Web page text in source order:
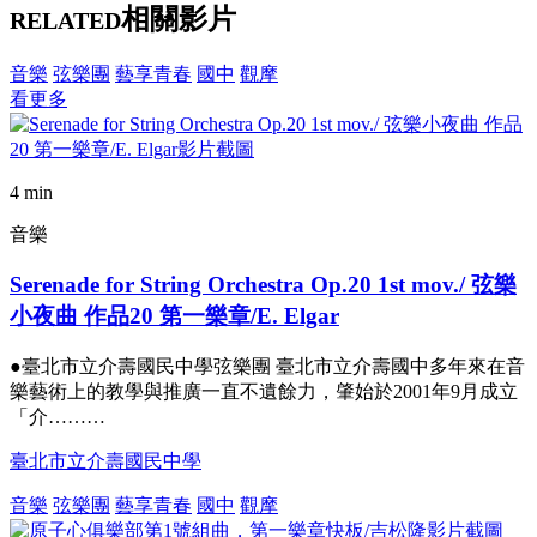
RELATED相關影片
音樂 弦樂團 藝享青春 國中 觀摩
看更多
4 min
音樂
Serenade for String Orchestra Op.20 1st mov./ 弦樂
小夜曲 作品20 第一樂章/E. Elgar
●臺北市立介壽國民中學弦樂團 臺北市立介壽國中多年來在音
樂藝術上的教學與推廣一直不遺餘力，肇始於2001年9月成立
「介………
臺北市立介壽國民中學
音樂 弦樂團 藝享青春 國中 觀摩